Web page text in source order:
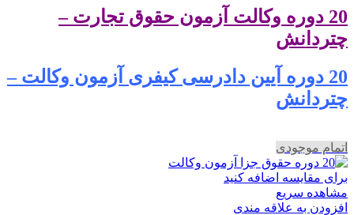
20 دوره وکالت آزمون حقوق تجارت –
چتردانش
20 دوره آیین دادرسی کیفری آزمون وکالت –
چتردانش
اتمام موجودی
برای مقایسه اضافه کنید
مشاهده سریع
افزودن به علاقه مندی